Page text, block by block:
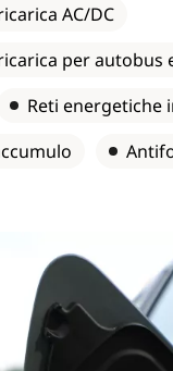
AC/DC
per autobus
Reti energetiche